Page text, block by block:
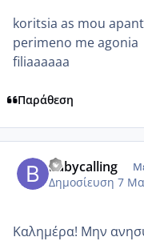
koritsia as mou
perimeno me agonia
filiaaaaaa
Παράθεση
babycalling
Δημοσίευση 7
Καλημέρα! Μην